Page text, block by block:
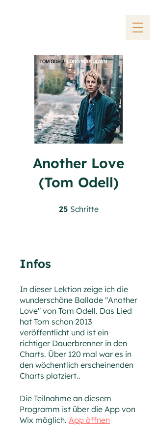
Another Love
(Tom Odell)
25 Schritte
Infos
In dieser Lektion zeige ich die
wunderschöne Ballade "Another
Love" von Tom Odell. Das Lied
hat Tom schon 2013
veröffentlicht und ist ein
richtiger Dauerbrenner in den
Charts. Über 120 mal war es in
den wöchentlich erscheinenden
Charts platziert..
Die Teilnahme an diesem
Programm ist über die App von
Wix möglich. App öffnen